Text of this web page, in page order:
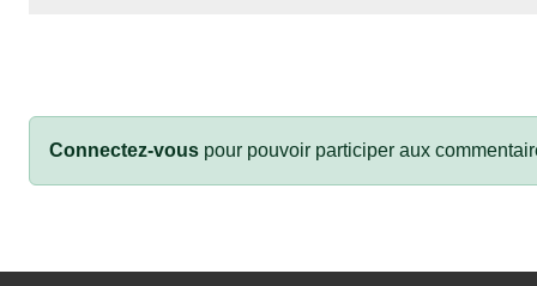
Connectez-vous pour pouvoir participer aux